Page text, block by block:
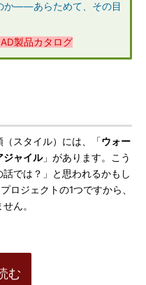
か――あらためて、その目
製品カタログ
スタイル）には、「ウォー
ジャイル」があります。こう
では？」と思われるかもし
ロジェクトの1つですから、
ん。
む